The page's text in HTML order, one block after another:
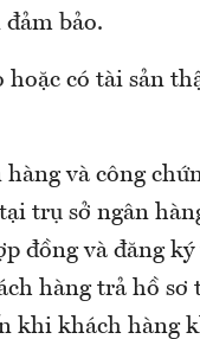
bảo.
hoặc có tài sản
hàng và công
trụ sở ngân
đồng và đăng
hàng trả hồ sơ
khi khách hàng